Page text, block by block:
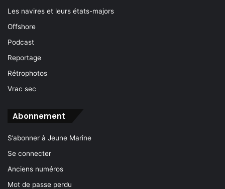
Les navires et leurs états-majors
Offshore
Podcast
Reportage
Rétrophotos
Vrac sec
Abonnement
S’abonner à Jeune Marine
Se connecter
Anciens numéros
Mot de passe perdu